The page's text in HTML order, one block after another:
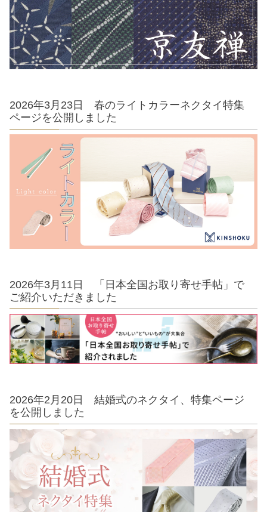
2026年3月23日 春のライトカラーネクタイ特集
ページを公開しました
2026年3月11日 「日本全国お取り寄せ手帖」で
ご紹介いただきました
2026年2月20日 結婚式のネクタイ、特集ページ
を公開しました